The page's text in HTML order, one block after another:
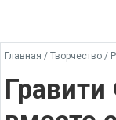
Главная / Творчество /